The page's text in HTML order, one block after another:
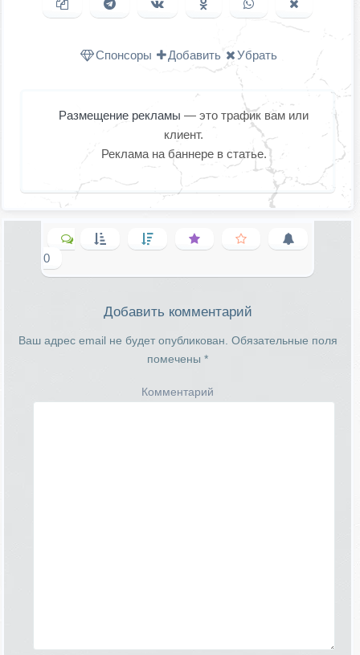
Копировать ссылкуПоделиться в Telegram
Поделиться ВКонтакте
Поделиться в
Одноклассниках
Поделиться в
WhatsAppв X
Спонсоры Добавить Убрать
Размещение рекламы — это трафик вам или
клиент.
Реклама на баннере в статье.
0
Добавить комментарий
Ваш адрес email не будет опубликован. Обязательные поля
помечены *
Комментарий